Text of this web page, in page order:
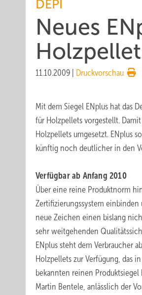
DEPI
Neues
11.10.2009 Druckvorschau
Mit dem Siegel ENplus hat das
für Holzpellets vorgestellt.
Holzpellets umgesetzt. ENplus
künftig noch deutlicher in den
Verfügbar ab Anfang 2010
Über eine reine Produktnorm
Zertifizierungssystem
neue Zeichen einen bislang
sehr weitgehenden
ENplus steht dem Verbraucher
Holzpellets zur Verfügung, das
bekannten reinen Produktsiegel
Martin Bentele, anlässlich der